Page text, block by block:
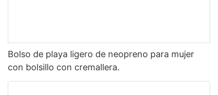
Bolso de playa ligero de neopreno para mujer
con bolsillo con cremallera.